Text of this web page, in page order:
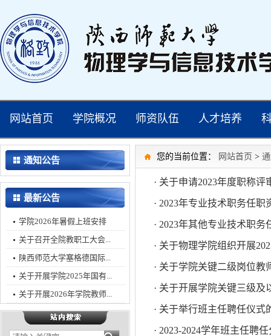
网站首页 学院概况 师资队伍 人才培养
通知公告
最新公告
学院2026年暑假上班安排
关于召开全院教职工大会...
陕西师范大学塞格德国际...
关于开展学院2025年国有...
关于开展2026年学院教师...
您的当前位置： 网站首页 >
· 关于申请2023年度职称
· 2023年专业技术职务任
· 2023年其他专业技术职
· 关于物理学院组织开展
· 关于学院关键二级岗位教
· 关于开展学院关键三级
· 关于举行班主任聘任仪式
· 2023-2024学年班主任聘